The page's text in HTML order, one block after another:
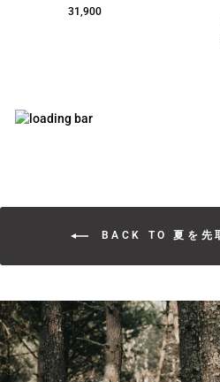
31,900
BACK TO 夏を先